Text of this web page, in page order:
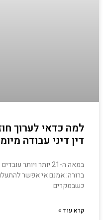
למה כדאי לערוך
דין דיני עבודה
במאה ה-21 יותר
ברורה: אמנם אי אפשר
כשבמקרים
קרא עוד »